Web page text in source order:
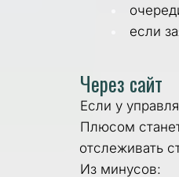
если
Через сайт
Если у
отслеживать
Из минусов: